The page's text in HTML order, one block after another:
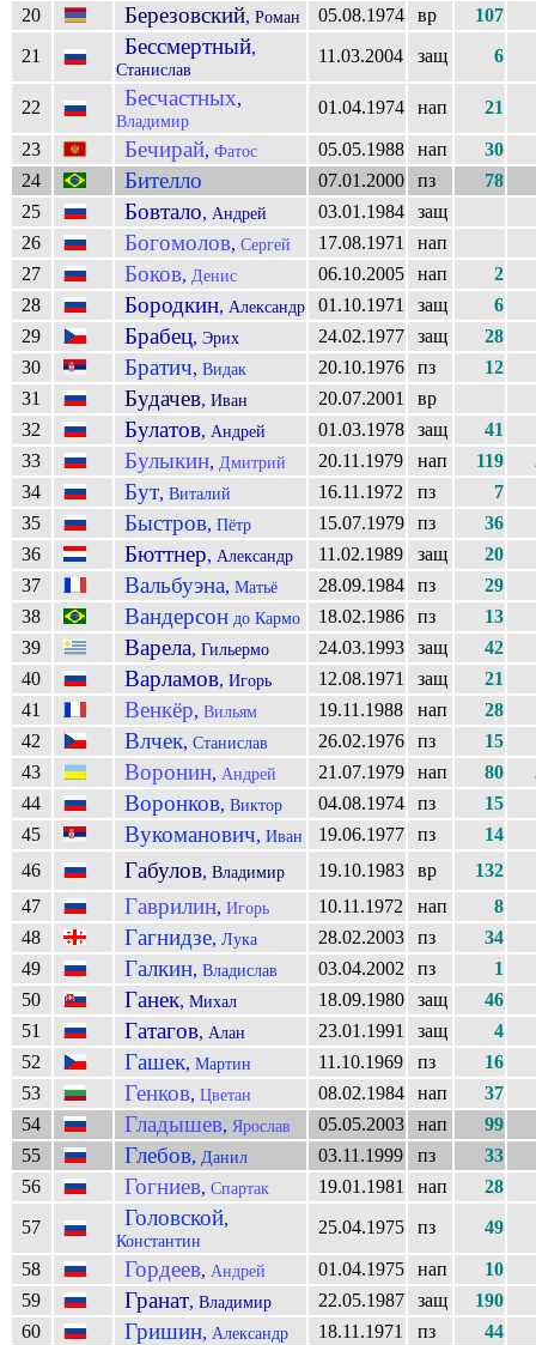
20
Березовский, Роман 05.08.1974 вр
107
21
Бессмертный,
Станислав
11.03.2004 защ 6
22 Бесчастных,
Владимир
01.04.1974 нап 21
23 Бечирай, Фатос 05.05.1988 нап
30
24
Бителло 07.01.2000 пз 78
25
Бовтало, Андрей 03.01.1984
защ
26
Богомолов, Сергей 17.08.1971
нап
27
Боков, Денис 06.10.2005 нап
2
28
Бородкин, Александр 01.10.1971 защ
6
29
Брабец, Эрих 24.02.1977 защ
28
30
Братич, Видак 20.10.1976 пз
12
31
Будачев, Иван 20.07.2001
вр
32
Булатов, Андрей 01.03.1978 защ
41
33
Булыкин, Дмитрий 20.11.1979 нап 119
34
Бут, Виталий 16.11.1972 пз
7
35
Быстров, Пётр 15.07.1979 пз
36
36
Бюттнер, Александр 11.02.1989 защ
20
37
Вальбуэна, Матьё 28.09.1984 пз
29
38
Вандерсондо Кармо 18.02.1986 пз
13
39
Варела, Гильермо 24.03.1993 защ
42
40
Варламов, Игорь 12.08.1971 защ
21
41
Венкёр, Вильям 19.11.1988 нап
28
42
Влчек, Станислав 26.02.1976 пз
15
43
Воронин, Андрей 21.07.1979 нап 80
44
Воронков, Виктор 04.08.1974 пз
15
45
Вукоманович, Иван 19.06.1977 пз
14
46
Габулов, Владимир 19.10.1983 вр
132
47
Гаврилин, Игорь 10.11.1972 нап
8
48
Гагнидзе, Лука 28.02.2003 пз
34
49
Галкин, Владислав 03.04.2002 пз
1
50
Ганек, Михал 18.09.1980 защ
46
51
Гатагов, Алан 23.01.1991 защ
4
52
Гашек, Мартин 11.10.1969 пз
16
53
Генков, Цветан 08.02.1984 нап
37
54
Гладышев, Ярослав 05.05.2003 нап 99
55
Глебов, Данил 03.11.1999 пз
33
56
Гогниев, Спартак 19.01.1981 нап
28
57
Головской,
Константин
25.04.1975 пз 49
58 Гордеев, Андрей 01.04.1975 нап
10
59
Гранат, Владимир 22.05.1987 защ
190
60
Гришин, Александр 18.11.1971 пз
44